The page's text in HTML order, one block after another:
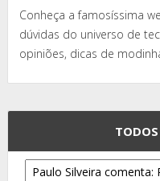
Conheça a famosíssima
dúvidas do universo de
opiniões, dicas de